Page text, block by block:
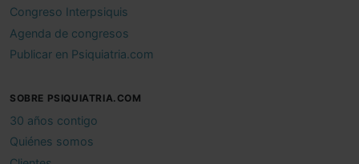
Congreso Interpsiquis
Agenda de congresos
Publicar en Psiquiatria.com
SOBRE PSIQUIATRIA.COM
30 años contigo
Quiénes somos